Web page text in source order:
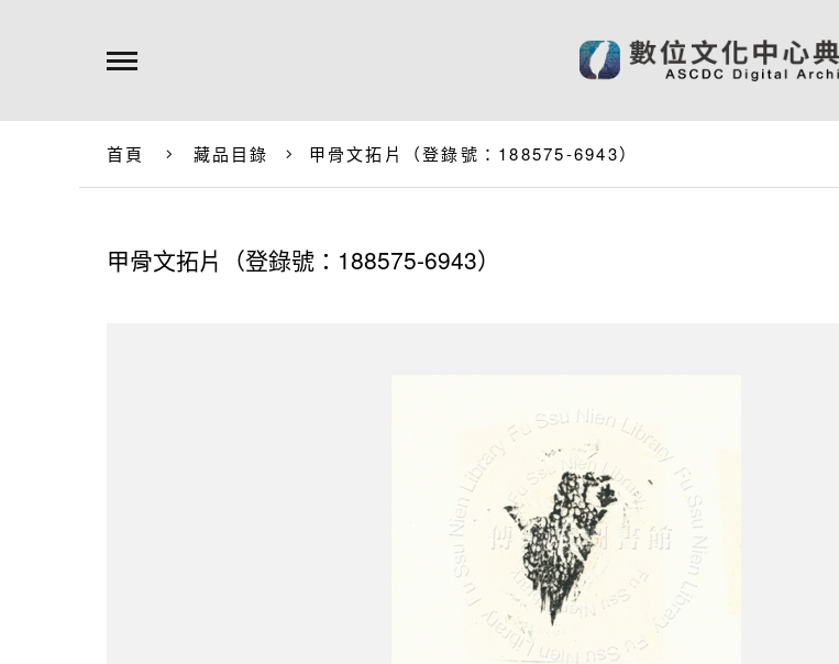
首頁 藏品目錄 甲骨文拓片（登錄號：188575-6943）
甲骨文拓片（登錄號：188575-6943）